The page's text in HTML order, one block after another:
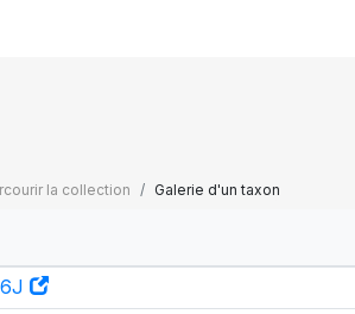
la collection Galerie d'un taxon